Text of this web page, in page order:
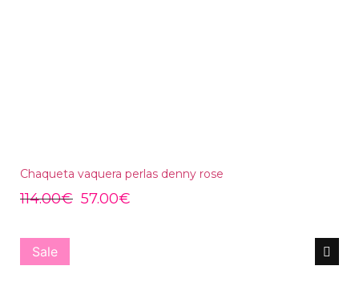
Chaqueta vaquera perlas denny rose
114.00€ 57.00€
Sale